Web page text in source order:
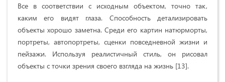
Все в соответствии с исходным объектом, точно так,
каким его видят глаза. Способность детализировать
объекты хорошо заметна. Среди его картин натюрморты,
портреты, автопортреты, сценки повседневной жизни и
пейзажи. Используя реалистичный стиль, он рисовал
объекты с точки зрения своего взгляда на жизнь [13].